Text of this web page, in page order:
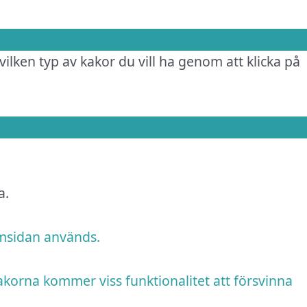
typ av kakor du vill ha genom att klicka på
används.
kommer viss funktionalitet att försvinna